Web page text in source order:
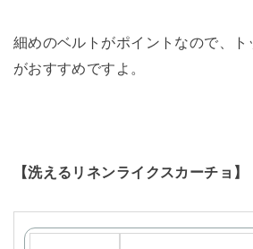
細めのベルトがポイントなので、
がおすすめですよ。
【洗えるリネンライクスカーチョ】